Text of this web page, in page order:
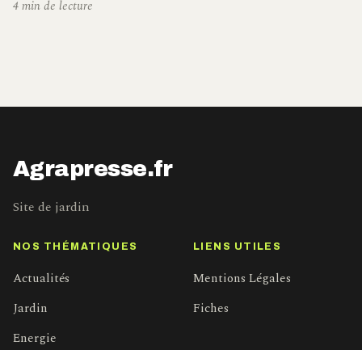
4 min de lecture
Agrapresse.fr
Site de jardin
NOS THÉMATIQUES
Actualités
Jardin
Energie
LIENS UTILES
Mentions Légales
Fiches